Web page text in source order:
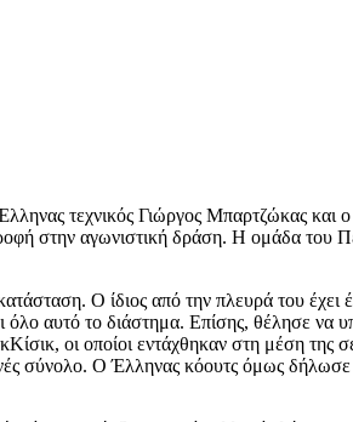
τεχνικός Γιώργος Μπαρτζώκας και
στην αγωνιστική δράση. Η ομάδα του
Ο ίδιος από την πλευρά του έχει
όλο αυτό το διάστημα. Επίσης, θέλησε να
οι οποίοι εντάχθηκαν στη μέση της
σύνολο. Ο Έλληνας κόουτς όμως